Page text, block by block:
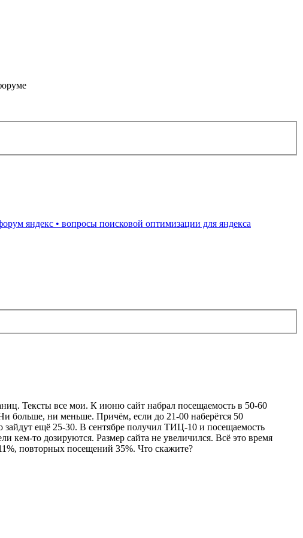
яндекс • вопросы поисковой оптимизации для яндекса
Тексты все мои. К июню сайт набрал посещаемость в 50-60
больше, ни меньше. Причём, если до 21-00 наберётся 50
зайдут ещё 25-30. В сентябре получил ТИЦ-10 и посещаемость
кем-то дозируются. Размер сайта не увеличился. Всё это время
повторных посещений 35%. Что скажите?